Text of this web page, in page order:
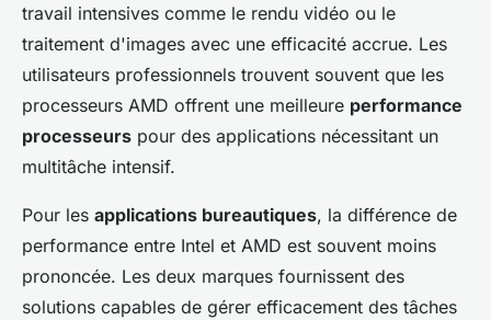
travail intensives comme le rendu vidéo ou le
traitement d'images avec une efficacité accrue. Les
utilisateurs professionnels trouvent souvent que les
processeurs AMD offrent une meilleure performance
processeurs pour des applications nécessitant un
multitâche intensif.
Pour les applications bureautiques, la différence de
performance entre Intel et AMD est souvent moins
prononcée. Les deux marques fournissent des
solutions capables de gérer efficacement des tâches